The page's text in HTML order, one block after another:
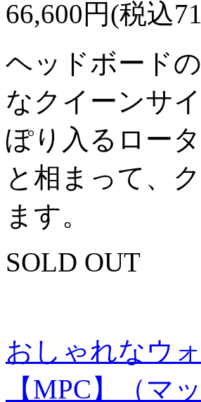
66,600円(税込
ヘッドボード
なクイーンサ
ぽり入るロー
と相まって、
ます。
SOLD OUT
おしゃれなウ
【MPC】（マ